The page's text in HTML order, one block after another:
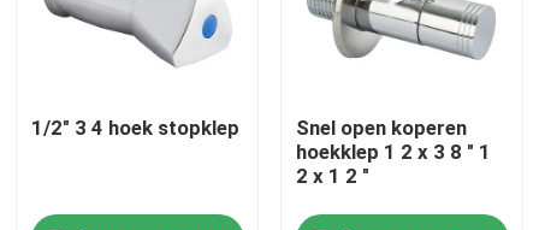
Fabrieksreis
1/2" 3 4 hoek stopklep
Snel open koperen
hoekklep 1 2 x 3 8 " 1
2 x 1 2 "